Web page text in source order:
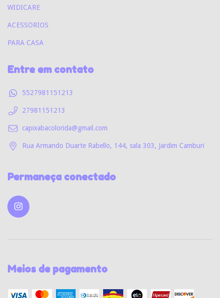
WIDICARE
ACESSORIOS
PARA CASA
Entre em contato
5527981151213
27981151213
capixabacolorida@gmail.com
Rua Armando Duarte Rabello, 144, sala 303, Jardim Camburi
Permaneça conectado
Meios de pagamento